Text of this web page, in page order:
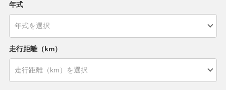
年式
走行距離（km）